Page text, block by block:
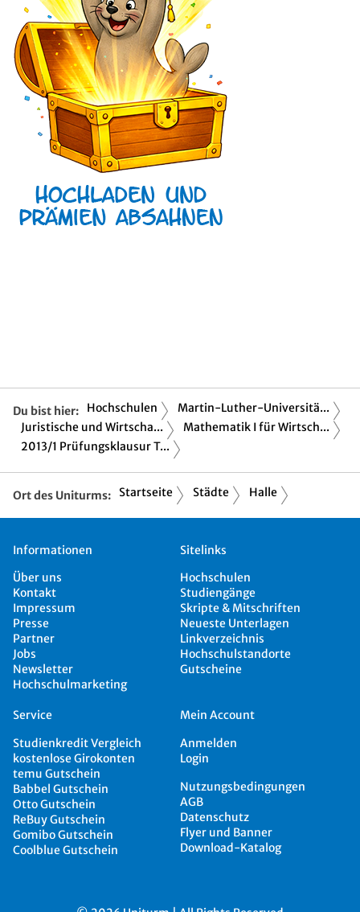
Du bist hier: Hochschulen
Martin-Luther-Universitä...
Juristische und Wirtscha...
Mathematik I für Wirtsch...
2013/1 Prüfungsklausur T...
Ort des Uniturms: Startseite Städte Halle
Informationen
Über uns
Kontakt
Impressum
Presse
Partner
Jobs
Newsletter
Hochschulmarketing
Sitelinks
Hochschulen
Studiengänge
Skripte & Mitschriften
Neueste Unterlagen
Linkverzeichnis
Hochschulstandorte
Gutscheine
Service
Studienkredit Vergleich
kostenlose Girokonten
temu Gutschein
Babbel Gutschein
Otto Gutschein
ReBuy Gutschein
Gomibo Gutschein
Coolblue Gutschein
Mein Account
Anmelden
Login
Nutzungsbedingungen
AGB
Datenschutz
Flyer und Banner
Download-Katalog